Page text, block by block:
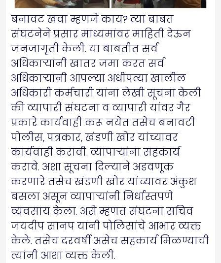
बनावट खवा म्हणजे काय? त्या बाबत
संघटनेने प्रसार माध्यमांवर माहिती देऊन
जनजागृती केली. या बाबतीत सर्व
अधिकाऱ्यांनी खातर जमा करत सर्व
अधिकाऱ्यांनी आपल्या अधीपत्या खालील
अधिकारी कर्मचारी यांना लेखी सूचना केली
की व्यापारी संघटना व व्यापारी यांवर गैर
प्रकारे कार्यवाही करू नयेत तसेच बनावटी
पोलीस, पत्रकार, खंडणी खोर यांच्यावर
कार्यवाही करावी. व्यापाऱ्यांना सहकार्य
करावे. अशा सूचना दिल्याने अडवणूक
करणारे तसेच खंडणी खोर यांच्यावर अंकुश
बसला असून व्यापाऱ्यांनी निर्धास्तपणे
व्यवसाय केला. असे म्हणत संघटना सचिव
जयदीप सानप यांनी पोलिसांचे आभार व्यक्त
केले. तसेच दरवर्षी असेच सहकार्य मिळण्याची
त्यांनी आशा व्यक्त केली.